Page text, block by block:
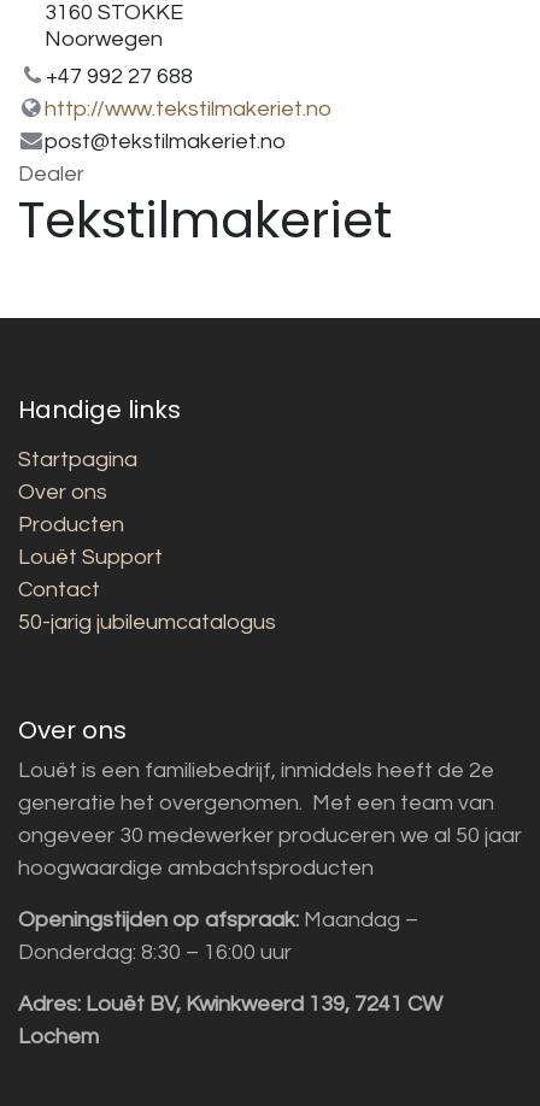
3160 STOKKE
Noorwegen
+47 992 27 688
http://www.tekstilmakeriet.no
post@tekstilmakeriet.no
Dealer
Tekstilmakeriet
Handige links
Startpagina
Over ons
Producten
Louët Support
Contact
50-jarig jubileumcatalogus
Over ons
Louët is een familiebedrijf, inmiddels heeft de 2e
generatie het overgenomen. Met een team van
ongeveer 30 medewerker produceren we al 50 jaar
hoogwaardige ambachtsproducten
Openingstijden op afspraak: Maandag –
Donderdag: 8:30 – 16:00 uur
Adres: Louët BV, Kwinkweerd 139, 7241 CW
Lochem